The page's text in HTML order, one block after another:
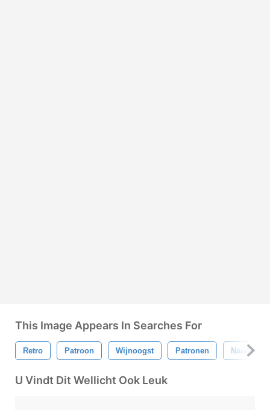
This Image Appears In Searches For
Retro Patroon Wijnoogst Patronen Naadloos
U Vindt Dit Wellicht Ook Leuk